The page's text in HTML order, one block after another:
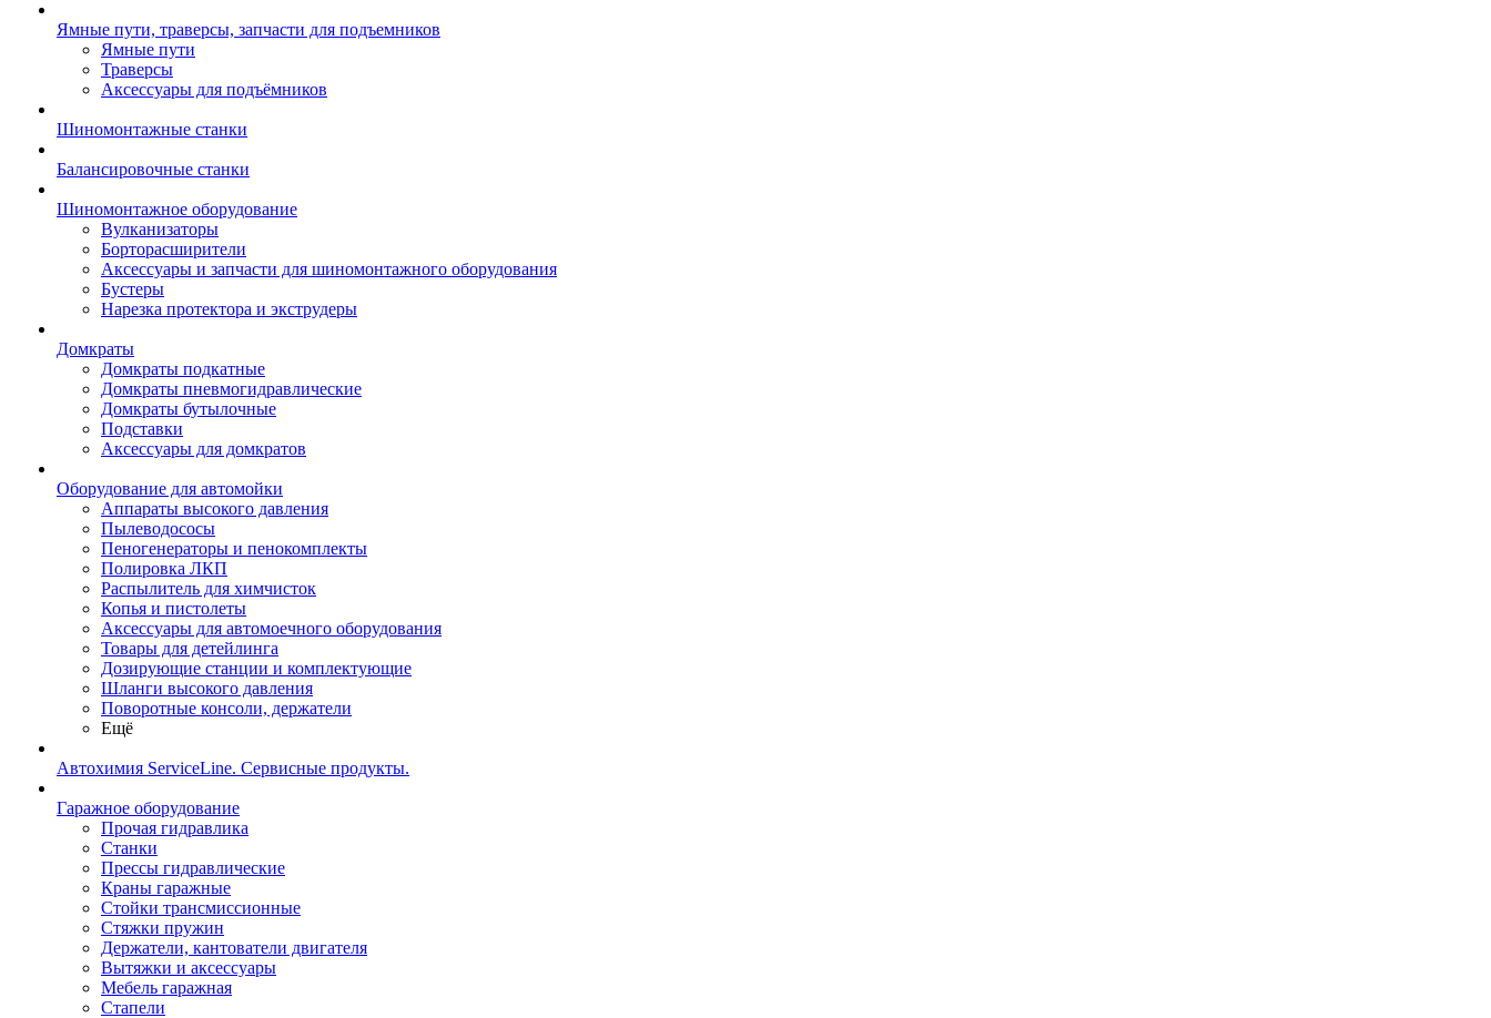
Ямные пути, траверсы, запчасти для подъемников
Ямные пути
Траверсы
Аксессуары для подъёмников
Шиномонтажные станки
Балансировочные станки
Шиномонтажное оборудование
Вулканизаторы
Борторасширители
Аксессуары и запчасти для шиномонтажного оборудования
Бустеры
Нарезка протектора и экструдеры
Домкраты
Домкраты подкатные
Домкраты пневмогидравлические
Домкраты бутылочные
Подставки
Аксессуары для домкратов
Оборудование для автомойки
Аппараты высокого давления
Пылеводососы
Пеногенераторы и пенокомплекты
Полировка ЛКП
Распылитель для химчисток
Копья и пистолеты
Аксессуары для автомоечного оборудования
Товары для детейлинга
Дозирующие станции и комплектующие
Шланги высокого давления
Поворотные консоли, держатели
Ещё
Автохимия ServiceLine. Сервисные продукты.
Гаражное оборудование
Прочая гидравлика
Станки
Прессы гидравлические
Краны гаражные
Стойки трансмиссионные
Стяжки пружин
Держатели, кантователи двигателя
Вытяжки и аксессуары
Мебель гаражная
Стапели